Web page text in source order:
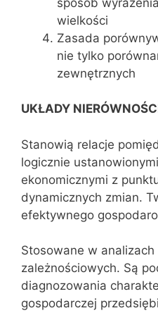
wielkości
Zasada
nie tylko
zewnętrznych
UKŁADY
Stanowią relacje
logicznie
ekonomicznymi z
dynamicznych zmian.
efektywnego
Stosowane w
zależnościowych. Są
diagnozowania
gospodarczej